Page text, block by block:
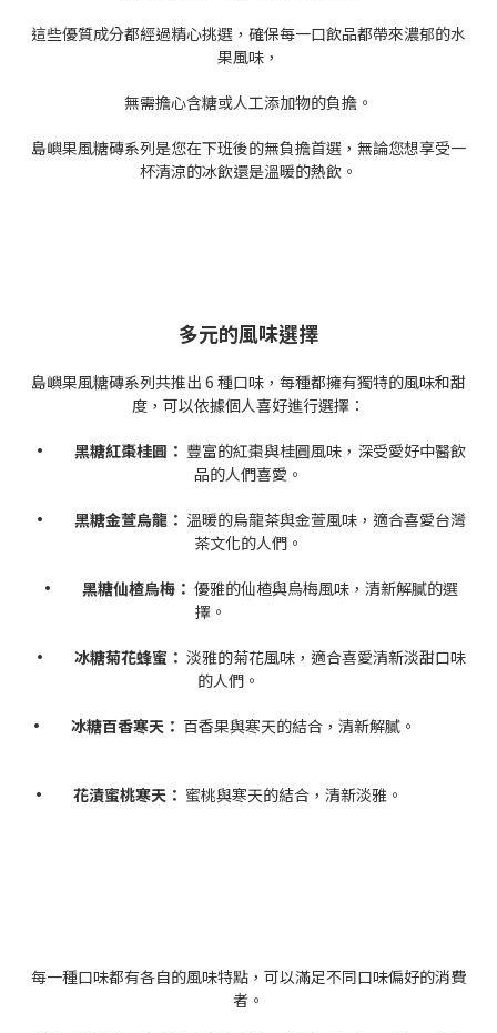
這些優質成分都經過精心挑選，確保每一口飲品都帶來濃郁的水
果風味，
無需擔心含糖或人工添加物的負擔。
島嶼果風糖磚系列是您在下班後的無負擔首選，無論您想享受一
杯清涼的冰飲還是溫暖的熱飲。
多元的風味選擇
島嶼果風糖磚系列共推出 6 種口味，每種都擁有獨特的風味和甜
度，可以依據個人喜好進行選擇：
• 黑糖紅棗桂圓： 豐富的紅棗與桂圓風味，深受愛好中醫飲
品的人們喜愛。
• 黑糖金萱烏龍： 溫暖的烏龍茶與金萱風味，適合喜愛台灣
茶文化的人們。
• 黑糖仙楂烏梅： 優雅的仙楂與烏梅風味，清新解膩的選
擇。
• 冰糖菊花蜂蜜： 淡雅的菊花風味，適合喜愛清新淡甜口味
的人們。
• 冰糖百香寒天： 百香果與寒天的結合，清新解膩。
• 花漬蜜桃寒天： 蜜桃與寒天的結合，清新淡雅。
每一種口味都有各自的風味特點，可以滿足不同口味偏好的消費
者。